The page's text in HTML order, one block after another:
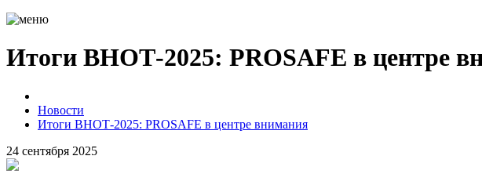
Итоги ВНОТ-2025: PROSAFE в центре
Новости
Итоги ВНОТ-2025: PROSAFE в центре внимания
24 сентября 2025